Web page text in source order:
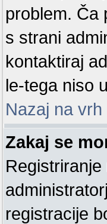
problem. Ča
s strani
kontaktiraj
le-tega niso
Nazaj na vrh
Zakaj se
registracije